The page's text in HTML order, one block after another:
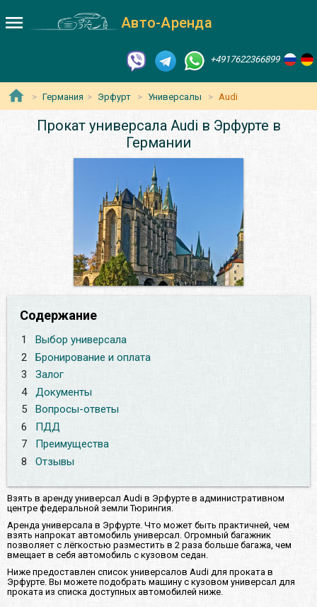
Авто-Аренда
+4917622366899
Германия Эрфурт Универсалы Audi
Прокат универсала Audi в Эрфурте в
Германии
Содержание
1
Выбор универсала
2
Бронирование и оплата
3
Залог
4
Документы
5
Вопросы-ответы
6
ПДД
7
Преимущества
8
Отзывы
Взять в аренду универсал Audi в Эрфурте в административном
центре федеральной земли Тюрингия.
Аренда универсала в Эрфурте. Что может быть практичней, чем
взять напрокат автомобиль универсал. Огромный багажник
позволяет с лёгкостью разместить в 2 раза больше багажа, чем
вмещает в себя автомобиль с кузовом седан.
Ниже предоставлен список универсалов Audi для проката в
Эрфурте. Вы можете подобрать машину с кузовом универсал для
проката из списка доступных автомобилей ниже.